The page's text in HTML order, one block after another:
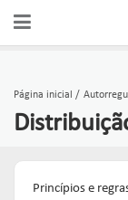
Página inicial
Princípios e